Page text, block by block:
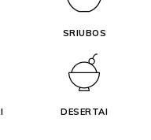
SRIUBOS
DESERTAI